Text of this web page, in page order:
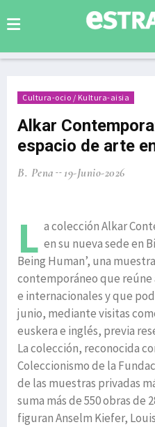
Cultura-ocio / Kultura-aisia
Alkar
espacio de arte
B. Pena 19-Junio-2026
L a colección Alkar
en su nueva sede en
Being Human’, una
contemporáneo que reúne
e internacionales y que
junio, mediante visitas
euskera e inglés, previa
La colección, reconocida
Coleccionismo de la
de las muestras privadas
suma más de 550 obras de
figuran Anselm Kiefer,